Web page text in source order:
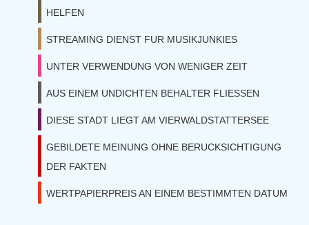
HELFEN
STREAMING DIENST FUR MUSIKJUNKIES
UNTER VERWENDUNG VON WENIGER ZEIT
AUS EINEM UNDICHTEN BEHALTER FLIESSEN
DIESE STADT LIEGT AM VIERWALDSTATTERSEE
GEBILDETE MEINUNG OHNE BERUCKSICHTIGUNG
DER FAKTEN
WERTPAPIERPREIS AN EINEM BESTIMMTEN DATUM